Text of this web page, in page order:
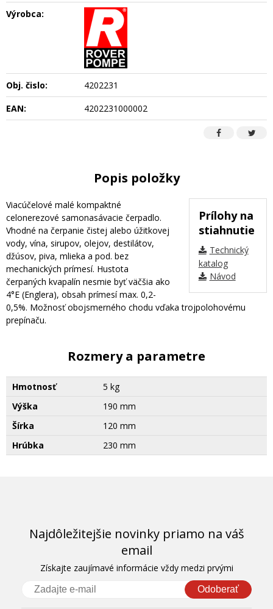
Výrobca:
Obj. čislo:
4202231
EAN:
4202231000002
Popis položky
Prílohy na
stiahnutie
Technický
katalog
Návod
Viacúčelové malé kompaktné
celonerezové samonasávacie čerpadlo.
Vhodné na čerpanie čistej alebo úžitkovej
vody, vína, sirupov, olejov, destilátov,
džúsov, piva, mlieka a pod. bez
mechanických prímesí. Hustota
čerpaných kvapalín nesmie byť väčšia ako
4°E (Englera), obsah prímesí max. 0,2-
0,5%. Možnosť obojsmerného chodu vďaka trojpolohovému
prepínaču.
Rozmery a parametre
Hmotnosť
5 kg
Výška
190 mm
Šírka
120 mm
Hrúbka
230 mm
Najdôležitejšie novinky priamo na váš
email
Získajte zaujímavé informácie vždy medzi prvými
Odoberať